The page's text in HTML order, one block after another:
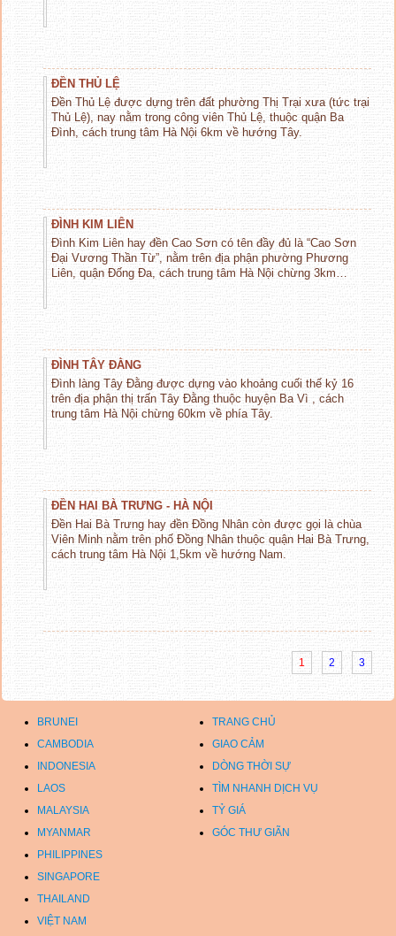
ĐỀN THỦ LỆ
Đền Thủ Lệ được dựng trên đất phường Thị Trại xưa (tức trại
Thủ Lệ), nay nằm trong công viên Thủ Lệ, thuộc quận Ba
Đình, cách trung tâm Hà Nội 6km về hướng Tây.
ĐÌNH KIM LIÊN
Đình Kim Liên hay đền Cao Sơn có tên đầy đủ là “Cao Sơn
Đại Vương Thần Từ”, nằm trên địa phận phường Phương
Liên, quận Đống Đa, cách trung tâm Hà Nội chừng 3km…
ĐÌNH TÂY ĐẰNG
Đình làng Tây Đằng được dựng vào khoảng cuối thế kỷ 16
trên địa phận thị trấn Tây Đằng thuộc huyện Ba Vì , cách
trung tâm Hà Nội chừng 60km về phía Tây.
ĐỀN HAI BÀ TRƯNG - HÀ NỘI
Đền Hai Bà Trưng hay đền Đồng Nhân còn được gọi là chùa
Viên Minh nằm trên phố Đồng Nhân thuộc quận Hai Bà Trưng,
cách trung tâm Hà Nội 1,5km về hướng Nam.
1 2 3
BRUNEI
TRANG CHỦ
CAMBODIA
GIAO CẢM
INDONESIA
DÒNG THỜI SỰ
LAOS
TÌM NHANH DỊCH VỤ
MALAYSIA
TỶ GIÁ
MYANMAR
GÓC THƯ GIÃN
PHILIPPINES
SINGAPORE
THAILAND
VIỆT NAM